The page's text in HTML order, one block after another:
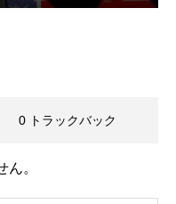
0 トラックバック
。